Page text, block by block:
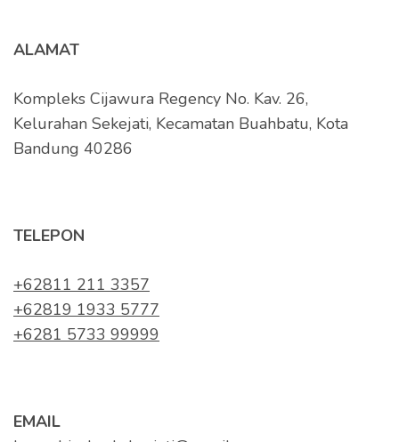
ALAMAT
Kompleks Cijawura Regency No. Kav. 26,
Kelurahan Sekejati, Kecamatan Buahbatu, Kota
Bandung 40286
TELEPON
+62811 211 3357
+62819 1933 5777
+6281 5733 99999
EMAIL